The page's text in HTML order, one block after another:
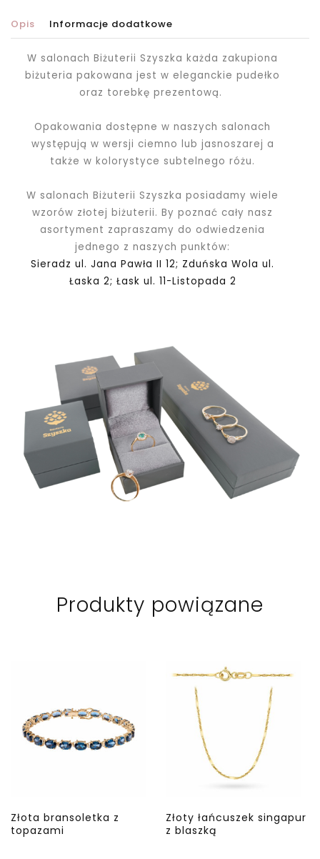
Opis Informacje dodatkowe
W salonach Biżuterii Szyszka każda zakupiona
biżuteria pakowana jest w eleganckie pudełko
oraz torebkę prezentową.
Opakowania dostępne w naszych salonach
występują w wersji ciemno lub jasnoszarej a
także w kolorystyce subtelnego różu.
W salonach Biżuterii Szyszka posiadamy wiele
wzorów złotej biżuterii. By poznać cały nasz
asortyment zapraszamy do odwiedzenia
jednego z naszych punktów:
Sieradz ul. Jana Pawła II 12; Zduńska Wola ul.
Łaska 2; Łask ul. 11-Listopada 2
Produkty powiązane
Złota bransoletka z
topazami
Złoty łańcuszek singapur
z blaszką